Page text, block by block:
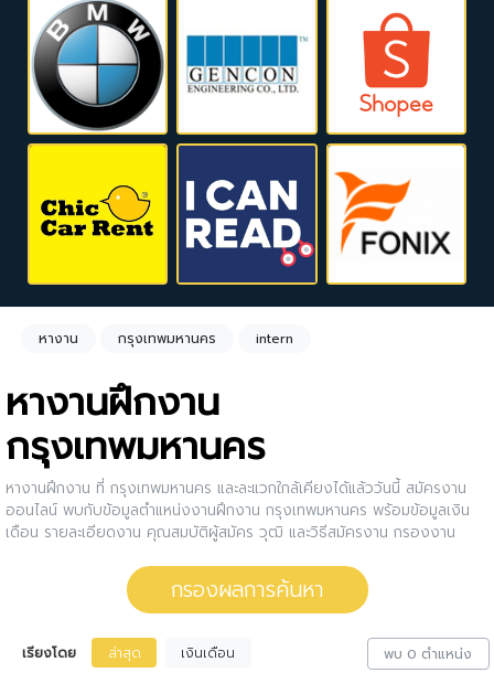
หางาน กรุงเทพมหานคร intern
หางานฝึกงาน
กรุงเทพมหานคร
หางานฝึกงาน ที่ กรุงเทพมหานคร และละแวกใกล้เคียงได้แล้ววันนี้ สมัครงาน
ออนไลน์ พบกับข้อมูลตำแหน่งงานฝึกงาน กรุงเทพมหานคร พร้อมข้อมูลเงิน
เดือน รายละเอียดงาน คุณสมบัติผู้สมัคร วุฒิ และวิธีสมัครงาน กรองงาน
ของตำแหน่งงานนั้นๆได้เลย หรือคุณสามารถปรับการกรองผลการค้นหาได้อีก
กรองผลการค้นหา
เรียงโดย ล่าสุด เงินเดือน พบ 0 ตำแหน่ง